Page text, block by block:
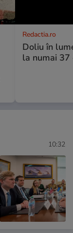
Redactia.ro
Doliu în
la numai 37
10:32